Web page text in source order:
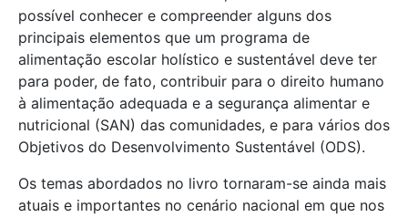
possível conhecer e compreender alguns dos
principais elementos que um programa de
alimentação escolar holístico e sustentável deve ter
para poder, de fato, contribuir para o direito humano
à alimentação adequada e a segurança alimentar e
nutricional (SAN) das comunidades, e para vários dos
Objetivos do Desenvolvimento Sustentável (ODS).
Os temas abordados no livro tornaram-se ainda mais
atuais e importantes no cenário nacional em que nos